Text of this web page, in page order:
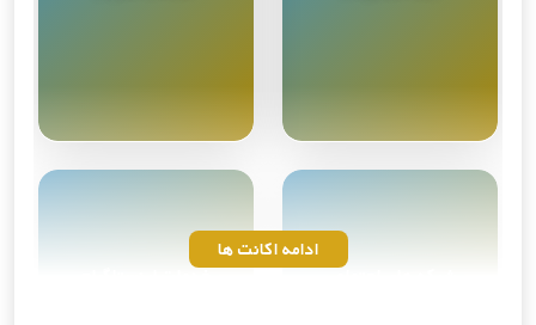
شبکه های اجتماعی
خدمات اینستاگرام
ادامه اکانت ها